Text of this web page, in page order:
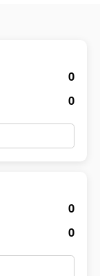
0
0
0
0